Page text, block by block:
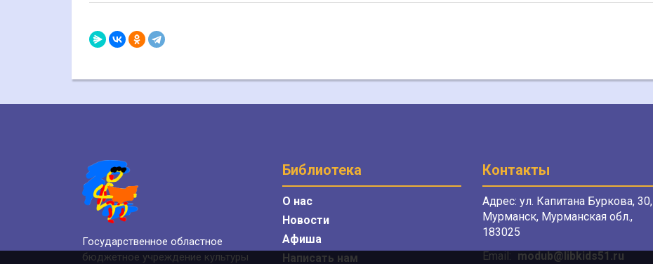
Государственное областное
бюджетное учреждение культуры
Библиотека
О нас
Новости
Афиша
Написать нам
Контакты
Адрес: ул. Капитана Буркова, 30,
Мурманск, Мурманская обл.,
183025
Email: modub@libkids51.ru